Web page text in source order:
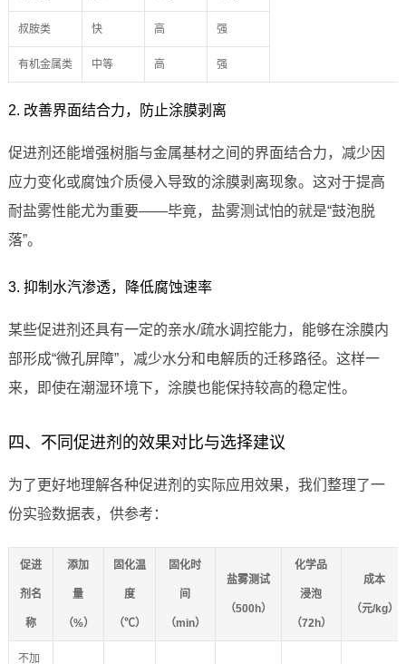
叔胺类 快 高 强
有机金属类 中等 高 强
2. 改善界面结合力，防止涂膜剥离
促进剂还能增强树脂与金属基材之间的界面结合力，减少因
应力变化或腐蚀介质侵入导致的涂膜剥离现象。这对于提高
耐盐雾性能尤为重要——毕竟，盐雾测试怕的就是“鼓泡脱
落”。
3. 抑制水汽渗透，降低腐蚀速率
某些促进剂还具有一定的亲水/疏水调控能力，能够在涂膜内
部形成“微孔屏障”，减少水分和电解质的迁移路径。这样一
来，即使在潮湿环境下，涂膜也能保持较高的稳定性。
四、不同促进剂的效果对比与选择建议
为了更好地理解各种促进剂的实际应用效果，我们整理了一
份实验数据表，供参考：
促进
剂名
称
添加
量
（%）
固化温
度
（℃）
固化时
间
（min）
盐雾测试
（500h）
化学品
浸泡
（72h）
成本
（元/kg）
不加